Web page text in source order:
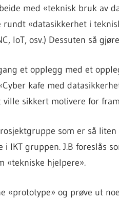
med «teknisk bruk av
«datasikkerhet i
IoT, osv.) Dessuten så
et opplegg med et
kafe med
ville sikkert motivere for
som er så
i IKT gruppen. J.B foreslås
«tekniske hjelpere».
«prototype» og prøve ut